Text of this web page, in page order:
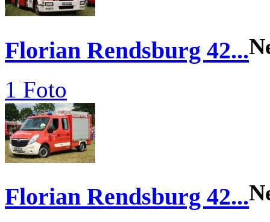
Florian Rendsburg 42...
1 Foto
Florian Rendsburg 42...